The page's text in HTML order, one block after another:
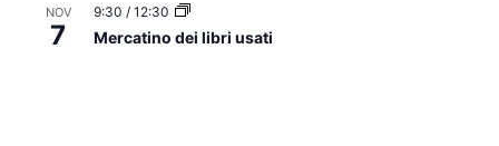
NOV
7
9:30 / 12:30
Mercatino dei libri usati